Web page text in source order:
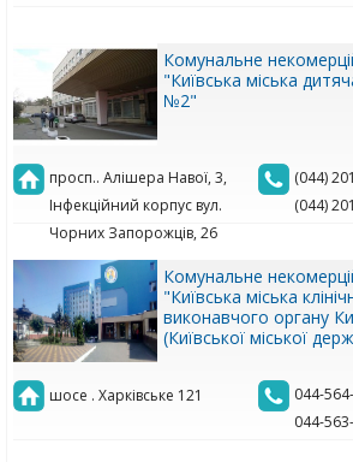
Комунальне
"Київська міська
№2"
просп.. Алішера Навої, 3,
Інфекційний корпус вул.
Чорних Запорожців, 26
(044)
(044)
Комунальне
"Київська міська
виконавчого органу
(Київської міської
шосе . Харківське 121
044-
044-